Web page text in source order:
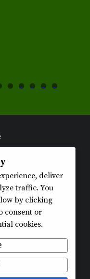
0 1 2 3
deliver
traffic. You
by clicking
consent or
cookies.